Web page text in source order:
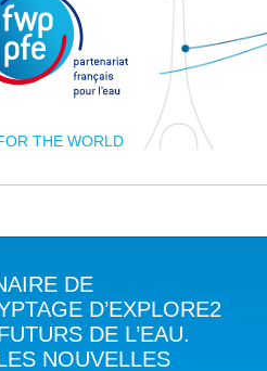
THE WORLD
ACTEUR
DE
D’EXPLORE2
DE L’EAU.
NOUVELLES